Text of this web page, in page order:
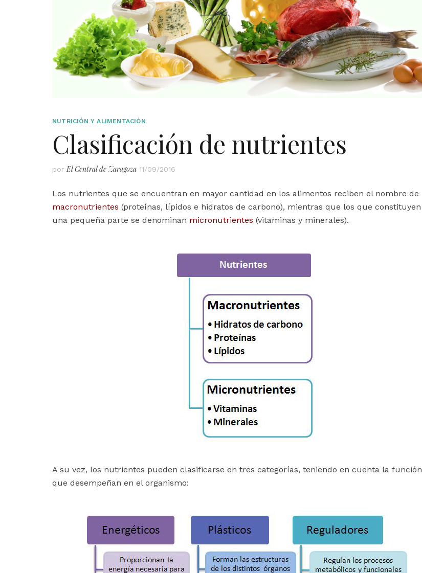
NUTRICIÓN Y ALIMENTACIÓN
Clasificación de nutrientes
porEl Central de Zaragoza 11/09/2016
Los nutrientes que se encuentran en mayor cantidad en los alimentos reciben el nombre de
macronutrientes (proteínas, lípidos e hidratos de carbono), mientras que los que constituyen
una pequeña parte se denominan micronutrientes (vitaminas y minerales).
A su vez, los nutrientes pueden clasificarse en tres categorías, teniendo en cuenta la función
que desempeñan en el organismo: